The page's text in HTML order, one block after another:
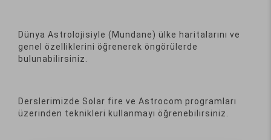
Dünya Astrolojisiyle (Mundane) ülke haritalarını ve
genel özelliklerini öğrenerek öngörülerde
bulunabilirsiniz.
Derslerimizde Solar fire ve Astrocom programları
üzerinden teknikleri kullanmayı öğrenebilirsiniz.